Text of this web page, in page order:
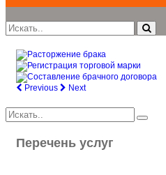
Previous Next
Перечень услуг